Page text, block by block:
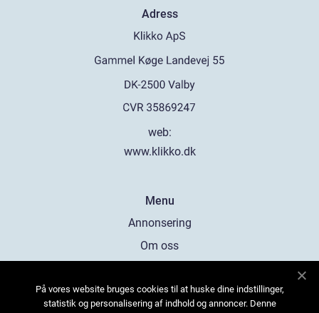
Adress
web:
www.klikko.dk
Menu
Annonsering
Om oss
Kontakta oss
På vores website bruges cookies til at huske dine indstillinger,
statistik og personalisering af indhold og annoncer. Denne